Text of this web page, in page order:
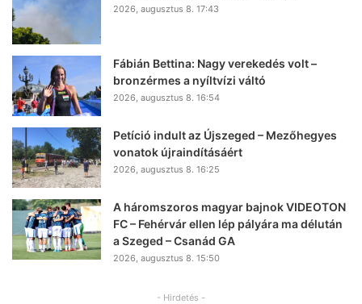
2026, augusztus 8. 17:43
Fábián Bettina: Nagy verekedés volt –
bronzérmes a nyíltvízi váltó
2026, augusztus 8. 16:54
Petíció indult az Újszeged – Mezőhegyes
vonatok újraindításáért
2026, augusztus 8. 16:25
A háromszoros magyar bajnok VIDEOTON
FC – Fehérvár ellen lép pályára ma délután
a Szeged – Csanád GA
2026, augusztus 8. 15:50
- Hirdetés -